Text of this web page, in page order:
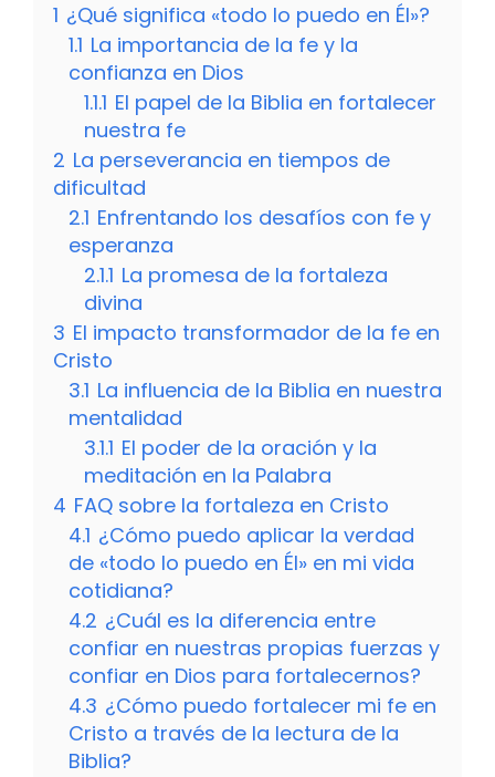
1 ¿Qué significa «todo lo puedo en Él»?
1.1 La importancia de la fe y la
confianza en Dios
1.1.1 El papel de la Biblia en fortalecer
nuestra fe
2 La perseverancia en tiempos de
dificultad
2.1 Enfrentando los desafíos con fe y
esperanza
2.1.1 La promesa de la fortaleza
divina
3 El impacto transformador de la fe en
Cristo
3.1 La influencia de la Biblia en nuestra
mentalidad
3.1.1 El poder de la oración y la
meditación en la Palabra
4 FAQ sobre la fortaleza en Cristo
4.1 ¿Cómo puedo aplicar la verdad
de «todo lo puedo en Él» en mi vida
cotidiana?
4.2 ¿Cuál es la diferencia entre
confiar en nuestras propias fuerzas y
confiar en Dios para fortalecernos?
4.3 ¿Cómo puedo fortalecer mi fe en
Cristo a través de la lectura de la
Biblia?